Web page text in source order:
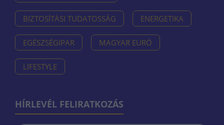
BIZTOSÍTÁSI TUDATOSSÁG ENERGETIKA
EGÉSZSÉGIPAR MAGYAR EURÓ
LIFESTYLE
HÍRLEVÉL FELIRATKOZÁS